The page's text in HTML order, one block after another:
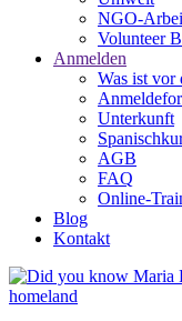
NGO-
Volunteer
Anmelden
Was ist vor
Unterkunft
AGB
FAQ
Online-
Blog
Kontakt